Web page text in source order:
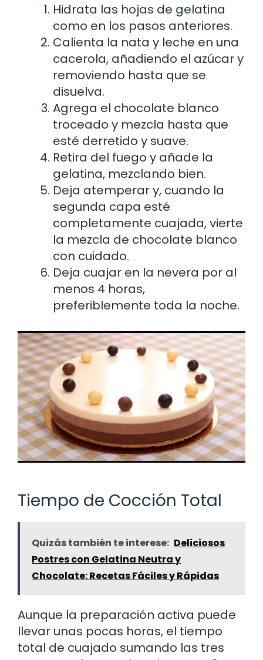
Hidrata las hojas de gelatina
como en los pasos anteriores.
Calienta la nata y leche en una
cacerola, añadiendo el azúcar y
removiendo hasta que se
disuelva.
Agrega el chocolate blanco
troceado y mezcla hasta que
esté derretido y suave.
Retira del fuego y añade la
gelatina, mezclando bien.
Deja atemperar y, cuando la
segunda capa esté
completamente cuajada, vierte
la mezcla de chocolate blanco
con cuidado.
Deja cuajar en la nevera por al
menos 4 horas,
preferiblemente toda la noche.
Tiempo de Cocción Total
Quizás también te interese: Deliciosos
Postres con Gelatina Neutra y
Chocolate: Recetas Fáciles y Rápidas
Aunque la preparación activa puede
llevar unas pocas horas, el tiempo
total de cuajado sumando las tres